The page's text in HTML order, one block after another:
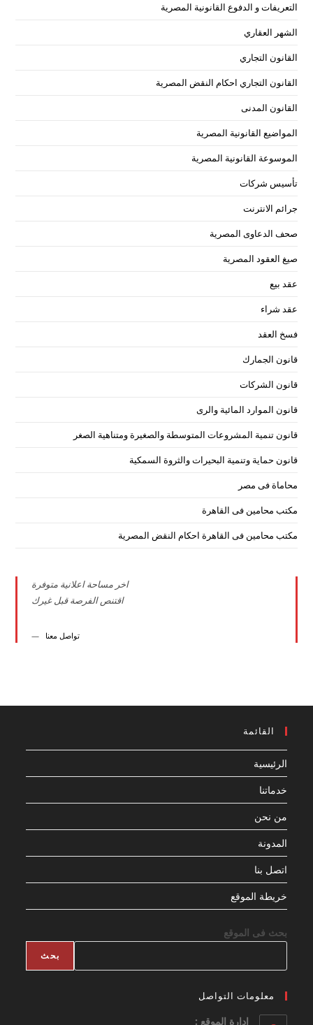
التعريفات و الدفوع القانونية المصرية
الشهر العقاري
القانون التجاري
القانون التجاري احكام النقض المصرية
القانون المدنى
المواضيع القانونية المصرية
الموسوعة القانونية المصرية
تأسيس شركات
جرائم الانترنت
صحف الدعاوى المصرية
صيغ العقود المصرية
عقد بيع
عقد شراء
فسخ العقد
قانون الجمارك
قانون الشركات
قانون الموارد المائية والرى
قانون تنمية المشروعات المتوسطة والصغيرة ومتناهية الصغر
قانون حماية وتنمية البحيرات والثروة السمكية
محاماة فى مصر
مكتب محامين فى القاهرة
مكتب محامين فى القاهرة احكام النقض المصرية
اخر مساحة اعلانية متوفرة
اقتنص الفرصة قبل غيرك
تواصل معنا
القائمة
الرئيسية
خدماتنا
من نحن
المدونة
اتصل بنا
خريطة الموقع
بحث فى الموقع
بحث
معلومات التواصل
ادارة الموقع :